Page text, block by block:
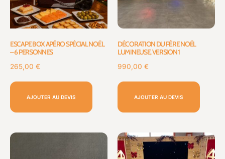
ESCAPE BOX APÉRO SPÉCIAL NOËL
– 6 PERSONNES
265,00 €
AJOUTER AU DEVIS
DÉCORATION DU PÈRE NOËL
LUMINEUSE, VERSION 1
990,00 €
AJOUTER AU DEVIS